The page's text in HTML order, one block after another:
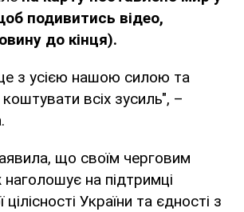
подивитись відео,
до кінця).
з усією нашою силою та
всіх зусиль", –
що своїм черговим
на підтримці
цілісності України та єдності з